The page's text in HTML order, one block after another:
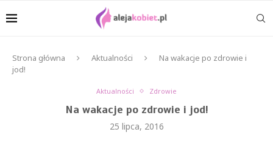
Strona główna Aktualności
Na wakacje po zdrowie i
jod!
Aktualności Zdrowie
Na wakacje po zdrowie i jod!
25 lipca, 2016